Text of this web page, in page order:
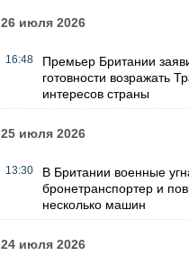
26 июля 2026
16:48
Премьер Британии
готовности возражать
интересов страны
25 июля 2026
13:30
В Британии военные
бронетранспортер и
несколько машин
24 июля 2026